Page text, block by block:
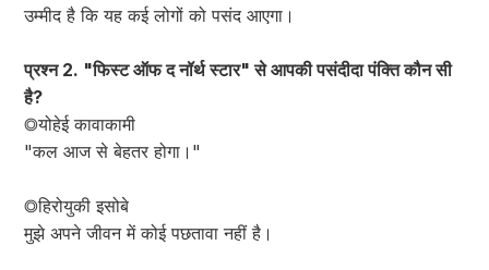
उम्मीद है कि यह कई लोगों को पसंद आएगा।
प्रश्न 2. "फिस्ट ऑफ द नॉर्थ स्टार" से आपकी पसंदीदा पंक्ति कौन सी
है?
◎योहेई कावाकामी
"कल आज से बेहतर होगा।"
◎हिरोयुकी इसोबे
मुझे अपने जीवन में कोई पछतावा नहीं है।